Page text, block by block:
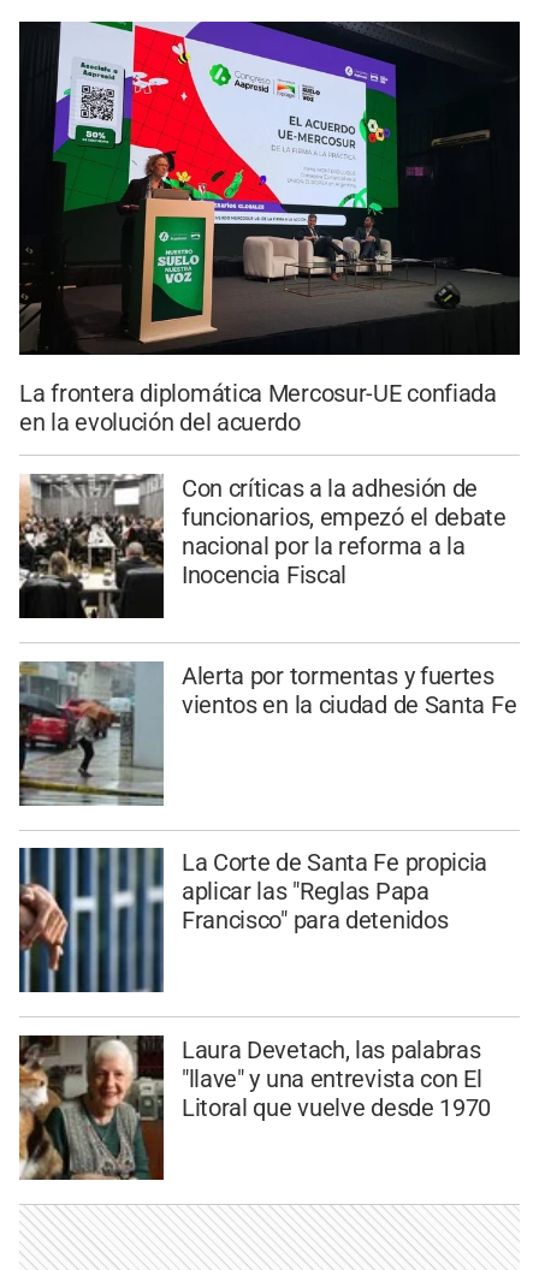
La frontera diplomática Mercosur-UE confiada
en la evolución del acuerdo
Con críticas a la adhesión de
funcionarios, empezó el debate
nacional por la reforma a la
Inocencia Fiscal
Alerta por tormentas y fuertes
vientos en la ciudad de Santa Fe
La Corte de Santa Fe propicia
aplicar las "Reglas Papa
Francisco" para detenidos
Laura Devetach, las palabras
"llave" y una entrevista con El
Litoral que vuelve desde 1970